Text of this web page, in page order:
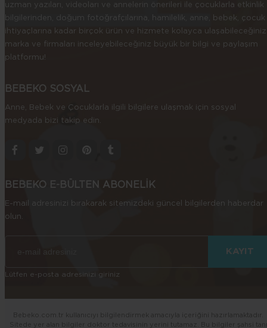
uzman yazıları, videoları ve annelerin önerileri ile çocuklarla etkinlik
bilgilerinden, doğum fotoğrafçılarına, hamilelik, anne, bebek, çocuk
ihtiyaçlarına kadar birçok ürün ve hizmete kolayca ulaşabileceğiniz
marka ve firmaları inceleyebileceğiniz büyük bir bilgi ve paylaşım
platformu!
BEBEKO SOSYAL
Anne, Bebek ve Çocuklarla ilgili bilgilere ulaşmak için sosyal
medyada bizi takip edin.
BEBEKO E-BÜLTEN ABONELİK
E-mail adresinizi bırakarak sitemizdeki güncel bilgilerden haberdar
olun.
Lütfen e-posta adresinizi giriniz
Bebeko.com.tr kullanıcıyı bilgilendirmek amacıyla içeriğini hazırlamaktadır.
Sitede yer alan bilgiler doktor tedavisinin yerini tutamaz. Bu bilgiler şahsi tanı